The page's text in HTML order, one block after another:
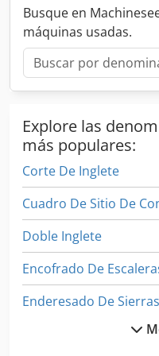
transporte posible. Para
escriba.
Neubrandenburg. Todos
errores reservados.
Busque en
máquinas usadas.
Explore las
más populares:
Corte De Inglete
Cuadro De Sitio De
Doble Inglete
Encofrado De
Enderesado De Sierras
Engranaje De